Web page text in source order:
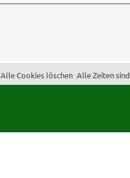
Alle Zeiten sind
Alle Cookies löschen